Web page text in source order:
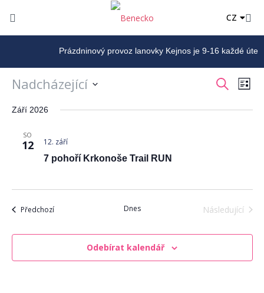
Prázdninový provoz lanovky Kejnos je 9-16 každé úterý,
CZ
Navigace
hledání
Hledat
Nadcházející
datum.
Září 2026
SO
12
12. září
7 pohoří Krkonoše Trail RUN
PředchozíAkce Dnes
Následující
Odebírat kalendář